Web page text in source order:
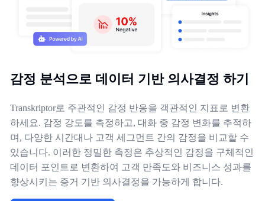
감정 분석으로 데이터 기반 의사결정 하기
Transkriptor로 주관적인 감정 반응을 객관적인 지표로 변환
하세요. 감정 강도를 측정하고, 대화 중 감정 변화를 추적하
며, 다양한 시간대나 고객 세그먼트 간의 감정을 비교할 수
있습니다. 이러한 정밀한 측정은 추상적인 감정을 구체적인
데이터 포인트로 변환하여 고객 만족도와 비즈니스 성과를
향상시키는 증거 기반 의사결정을 가능하게 합니다.